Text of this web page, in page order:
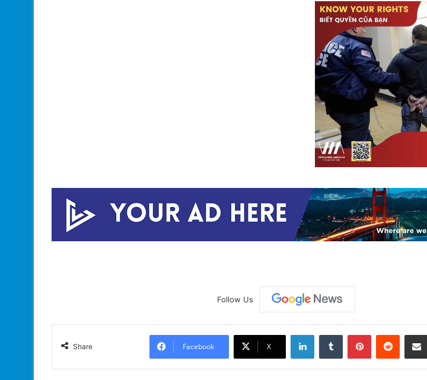
Follow Us
Share Facebook X
LinkedInTumblr PinterestReddit